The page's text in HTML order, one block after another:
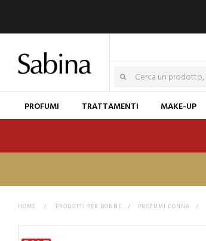
PROFUMI TRATTAMENTI MAKE-UP
HOME > PRODOTTI PER DONNE > PROFUMI DONNA >